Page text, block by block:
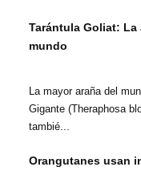
Tarántula Goliat: La
mundo
La mayor araña del
Gigante (Theraphosa
tambié...
Orangutanes usan